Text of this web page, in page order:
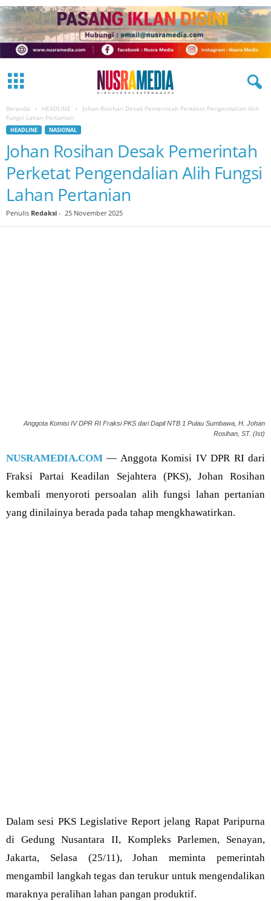
Beranda HEADLINE
Johan Rosihan Desak Pemerintah Perketat Pengendalian Alih
Fungsi Lahan Pertanian
HEADLINE NASIONAL
Johan Rosihan Desak Pemerintah
Perketat Pengendalian Alih Fungsi
Lahan Pertanian
Penulis Redaksi - 25 November 2025
Anggota Komisi IV DPR RI Fraksi PKS dari Dapil NTB 1 Pulau Sumbawa, H. Johan
Rosihan, ST. (Ist)
NUSRAMEDIA.COM — Anggota Komisi IV DPR RI dari
Fraksi Partai Keadilan Sejahtera (PKS), Johan Rosihan
kembali menyoroti persoalan alih fungsi lahan pertanian
yang dinilainya berada pada tahap mengkhawatirkan.
Dalam sesi PKS Legislative Report jelang Rapat Paripurna
di Gedung Nusantara II, Kompleks Parlemen, Senayan,
Jakarta, Selasa (25/11), Johan meminta pemerintah
mengambil langkah tegas dan terukur untuk mengendalikan
maraknya peralihan lahan pangan produktif.